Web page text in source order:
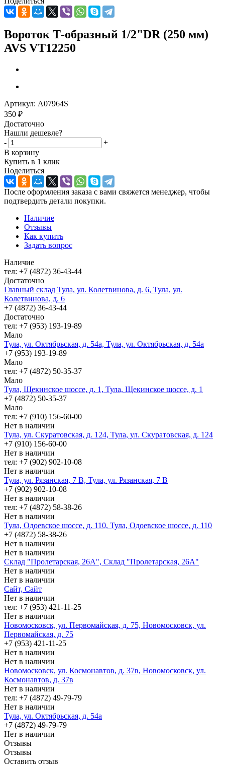
Вороток Т-образный 1/2"DR (250 мм)
AVS VT12250
Артикул: A07964S
350 ₽
Достаточно
Нашли дешевле?
-
+
В корзину
Купить в 1 клик
Поделиться
После оформления заказа с вами свяжется менеджер, чтобы
подтвердить детали покупки.
Наличие
Отзывы
Как купить
Задать вопрос
Наличие
тел: +7 (4872) 36-43-44
Достаточно
Главный склад Тула, ул. Колетвинова, д. 6, Тула, ул.
Колетвинова, д. 6
+7 (4872) 36-43-44
Достаточно
тел: +7 (953) 193-19-89
Мало
Тула, ул. Октябрьская, д. 54а, Тула, ул. Октябрьская, д. 54а
+7 (953) 193-19-89
Мало
тел: +7 (4872) 50-35-37
Мало
Тула, Щекинское шоссе, д. 1, Тула, Щекинское шоссе, д. 1
+7 (4872) 50-35-37
Мало
тел: +7 (910) 156-60-00
Нет в наличии
Тула, ул. Скуратовская, д. 124, Тула, ул. Скуратовская, д. 124
+7 (910) 156-60-00
Нет в наличии
тел: +7 (902) 902-10-08
Нет в наличии
Тула, ул. Рязанская, 7 В, Тула, ул. Рязанская, 7 В
+7 (902) 902-10-08
Нет в наличии
тел: +7 (4872) 58-38-26
Нет в наличии
Тула, Одоевское шоссе, д. 110, Тула, Одоевское шоссе, д. 110
+7 (4872) 58-38-26
Нет в наличии
Нет в наличии
Склад "Пролетарская, 26А", Склад "Пролетарская, 26А"
Нет в наличии
Нет в наличии
Сайт, Сайт
Нет в наличии
тел: +7 (953) 421-11-25
Нет в наличии
Новомосковск, ул. Первомайская, д. 75, Новомосковск, ул.
Первомайская, д. 75
+7 (953) 421-11-25
Нет в наличии
Нет в наличии
Новомосковск, ул. Космонавтов, д. 37в, Новомосковск, ул.
Космонавтов, д. 37в
Нет в наличии
тел: +7 (4872) 49-79-79
Нет в наличии
Тула, ул. Октябрьская, д. 54а
+7 (4872) 49-79-79
Нет в наличии
Отзывы
Отзывы
Оставить отзыв